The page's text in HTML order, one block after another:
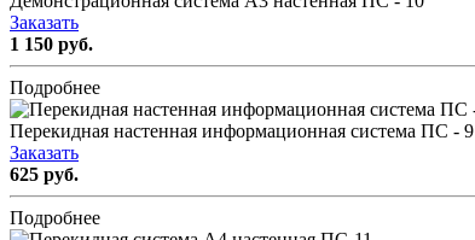
Заказать
1 150 руб.
Подробнее
Перекидная настенная информационная система ПС - 9
Заказать
625 руб.
Подробнее